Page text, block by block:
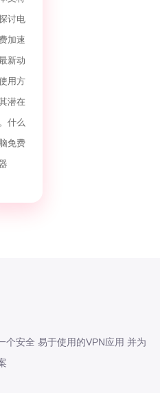
讨电
加速
新动
用方
潜在
什么
免费
个安全 易于使用的VPN应用 并为